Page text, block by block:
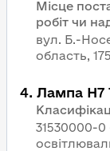
Місце
робіт чи
вул. Б.-
область,
4. Лампа H7
31530000-0